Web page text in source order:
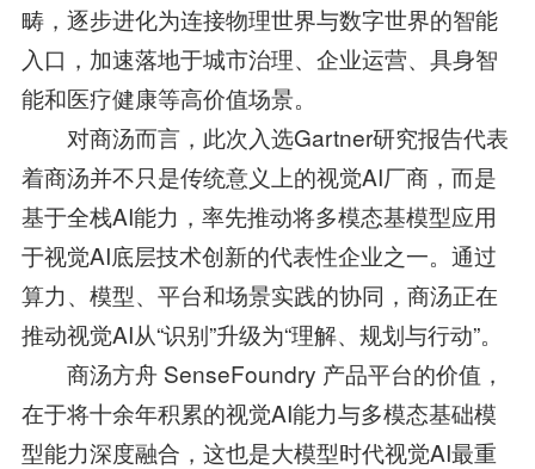
畴，逐步进化为连接物理世界与数字世界的智能
入口，加速落地于城市治理、企业运营、具身智
能和医疗健康等高价值场景。
对商汤而言，此次入选Gartner研究报告代表
着商汤并不只是传统意义上的视觉AI厂商，而是
基于全栈AI能力，率先推动将多模态基模型应用
于视觉AI底层技术创新的代表性企业之一。通过
算力、模型、平台和场景实践的协同，商汤正在
推动视觉AI从“识别”升级为“理解、规划与行动”。
商汤方舟 SenseFoundry 产品平台的价值，
在于将十余年积累的视觉AI能力与多模态基础模
型能力深度融合，这也是大模型时代视觉AI最重